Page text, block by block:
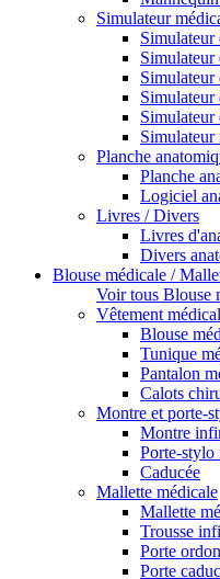
Simulateur
Simulateur
Simulateur
Simulateur
Simulateur
Simulateur
Planche
Planche
Logiciel
Livres / Divers
Livres
Divers
Blouse médicale /
Voir tous Blouse
Vêtement médical
Blouse
Tunique
Pantalon
Calots
Montre et porte-
Montre
Porte-
Caducée
Mallette médicale
Mallette
Trousse
Porte
Porte